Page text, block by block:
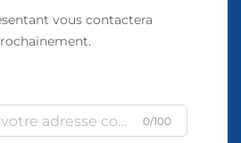
vous contactera
0/100